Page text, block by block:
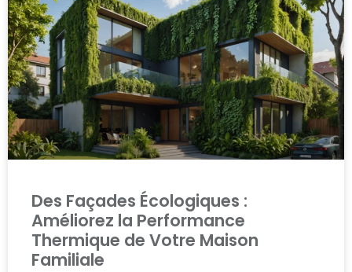
Des Façades Écologiques :
Améliorez la Performance
Thermique de Votre Maison
Familiale